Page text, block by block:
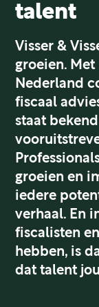
talent
Visser &
groeien.
Nederland
fiscaal
staat
groeien en
iedere
verhaal. En
fiscalisten
hebben, is
dat talent